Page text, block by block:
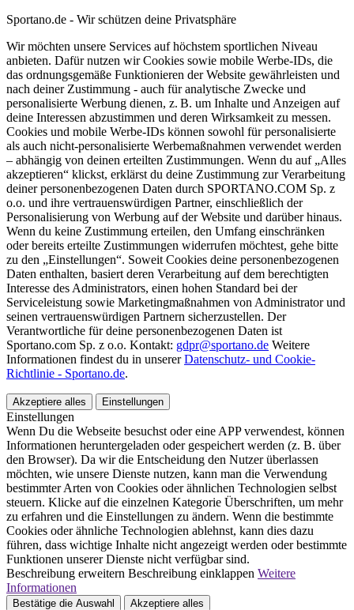
Sportano.de - Wir schützen deine Privatsphäre
Wir möchten unsere Services auf höchstem sportlichen Niveau
anbieten. Dafür nutzen wir Cookies sowie mobile Werbe-IDs, die
das ordnungsgemäße Funktionieren der Website gewährleisten und
nach deiner Zustimmung - auch für analytische Zwecke und
personalisierte Werbung dienen, z. B. um Inhalte und Anzeigen auf
deine Interessen abzustimmen und deren Wirksamkeit zu messen.
Cookies und mobile Werbe-IDs können sowohl für personalisierte
als auch nicht-personalisierte Werbemaßnahmen verwendet werden
– abhängig von deinen erteilten Zustimmungen. Wenn du auf „Alles
akzeptieren“ klickst, erklärst du deine Zustimmung zur Verarbeitung
deiner personenbezogenen Daten durch SPORTANO.COM Sp. z
o.o. und ihre vertrauenswürdigen Partner, einschließlich der
Personalisierung von Werbung auf der Website und darüber hinaus.
Wenn du keine Zustimmung erteilen, den Umfang einschränken
oder bereits erteilte Zustimmungen widerrufen möchtest, gehe bitte
zu den „Einstellungen“. Soweit Cookies deine personenbezogenen
Daten enthalten, basiert deren Verarbeitung auf dem berechtigten
Interesse des Administrators, einen hohen Standard bei der
Serviceleistung sowie Marketingmaßnahmen von Administrator und
seinen vertrauenswürdigen Partnern sicherzustellen. Der
Verantwortliche für deine personenbezogenen Daten ist
Sportano.com Sp. z o.o. Kontakt: gdpr@sportano.de Weitere
Informationen findest du in unsererDatenschutz- und Cookie-
Richtlinie - Sportano.de.
Akzeptiere alles Einstellungen
Einstellungen
Wenn Du die Webseite besuchst oder eine APP verwendest, können
Informationen heruntergeladen oder gespeichert werden (z. B. über
den Browser). Da wir die Entscheidung den Nutzer überlassen
möchten, wie unsere Dienste nutzen, kann man die Verwendung
bestimmter Arten von Cookies oder ähnlichen Technologien selbst
steuern. Klicke auf die einzelnen Kategorie Überschriften, um mehr
zu erfahren und die Einstellungen zu ändern. Wenn die bestimmte
Cookies oder ähnliche Technologien ablehnst, kann dies dazu
führen, dass wichtige Inhalte nicht angezeigt werden oder bestimmte
Funktionen unserer Dienste nicht verfügbar sind.
Beschreibung erweitern Beschreibung einklappen Weitere
Informationen
Bestätige die Auswahl
Akzeptiere alles